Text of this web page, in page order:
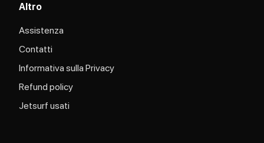
Altro
Assistenza
Contatti
Informativa sulla Privacy
Refund policy
Jetsurf usati